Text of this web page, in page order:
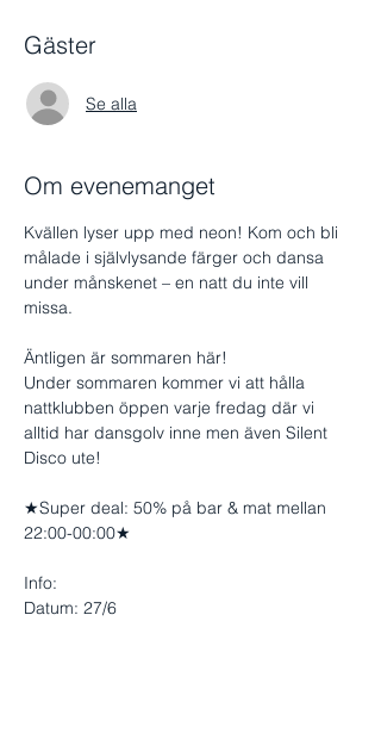
Gäster
Se alla
Om evenemanget
Kvällen lyser upp med neon! Kom och bli
målade i självlysande färger och dansa
under månskenet – en natt du inte vill
missa.
Äntligen är sommaren här!
Under sommaren kommer vi att hålla
nattklubben öppen varje fredag där vi
alltid har dansgolv inne men även Silent
Disco ute!
★Super deal: 50% på bar & mat mellan
22:00-00:00★
Info:
Datum: 27/6